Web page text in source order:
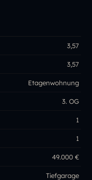
3,57
3,57
Etagenwohnung
3. OG
1
1
49.000 €
Tiefgarage